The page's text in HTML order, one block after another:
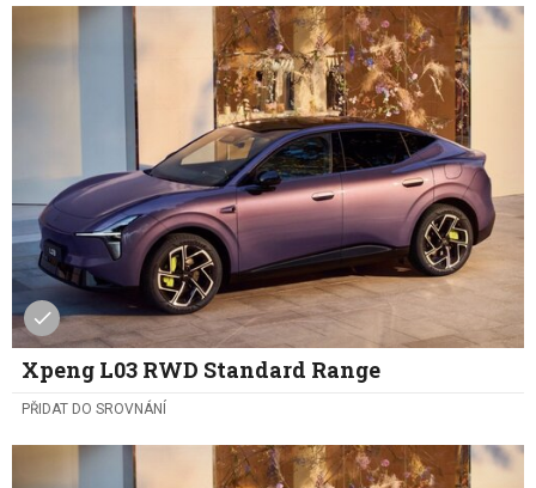
Xpeng L03 RWD Standard Range
PŘIDAT DO SROVNÁNÍ